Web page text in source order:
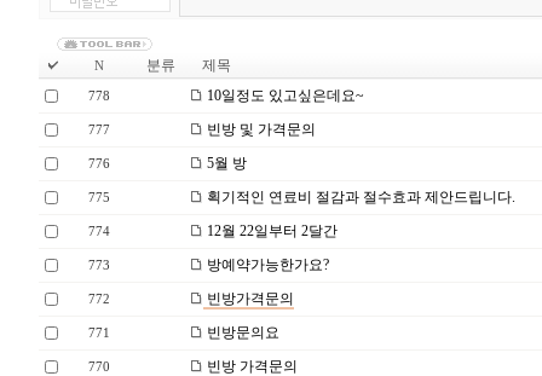
N 분류 제목
778 10일정도 있고싶은데요~
777 빈방 및 가격문의
776 5월 방
775 획기적인 연료비 절감과 절수효과 제안드립니다.
774 12월 22일부터 2달간
773 방예약가능한가요?
772 빈방가격문의
771 빈방문의요
770 빈방 가격문의